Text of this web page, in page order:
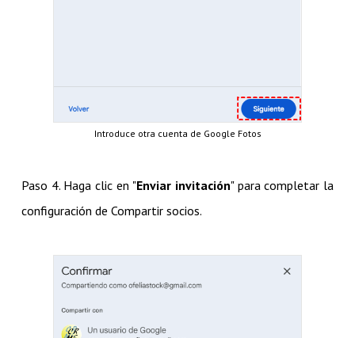
Introduce otra cuenta de Google Fotos
Paso 4. Haga clic en "Enviar invitación" para completar la
configuración de Compartir socios.